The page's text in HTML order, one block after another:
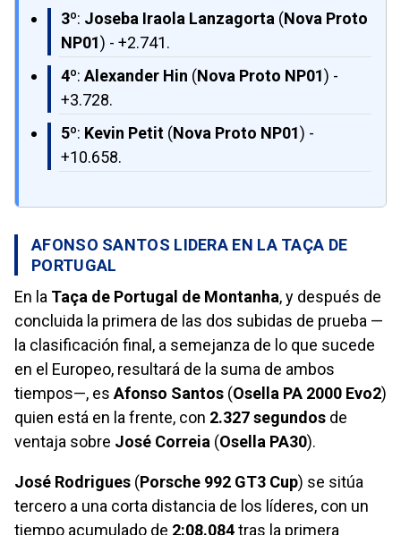
3º: Joseba Iraola Lanzagorta (Nova Proto
NP01) - +2.741.
4º: Alexander Hin (Nova Proto NP01) -
+3.728.
5º: Kevin Petit (Nova Proto NP01) -
+10.658.
AFONSO SANTOS LIDERA EN LA TAÇA DE
PORTUGAL
En la Taça de Portugal de Montanha, y después de
concluida la primera de las dos subidas de prueba —
la clasificación final, a semejanza de lo que sucede
en el Europeo, resultará de la suma de ambos
tiempos—, es Afonso Santos (Osella PA 2000 Evo2)
quien está en la frente, con 2.327 segundos de
ventaja sobre José Correia (Osella PA30).
José Rodrigues (Porsche 992 GT3 Cup) se sitúa
tercero a una corta distancia de los líderes, con un
tiempo acumulado de 2:08.084tras la primera